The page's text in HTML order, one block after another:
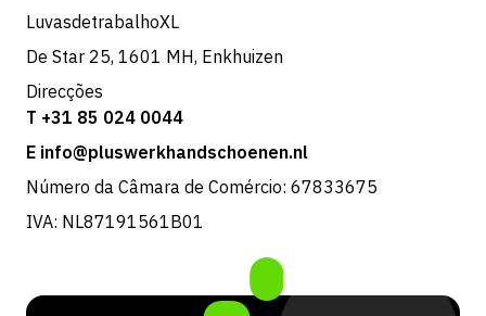
LuvasdetrabalhoXL
De Star 25, 1601 MH, Enkhuizen
Direcções
T +31 85 024 0044
E info@pluswerkhandschoenen.nl
Número da Câmara de Comércio: 67833675
IVA: NL87191561B01